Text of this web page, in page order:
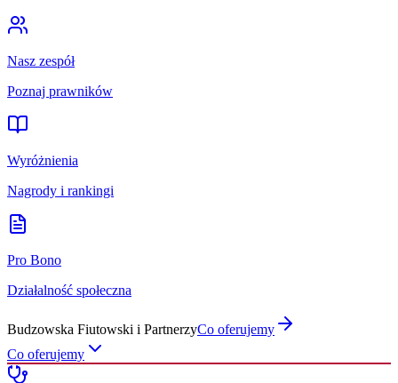
Nasz zespół
Poznaj prawników
Wyróżnienia
Nagrody i rankingi
Pro Bono
Działalność społeczna
Budzowska Fiutowski i PartnerzyCo oferujemy
Co oferujemy